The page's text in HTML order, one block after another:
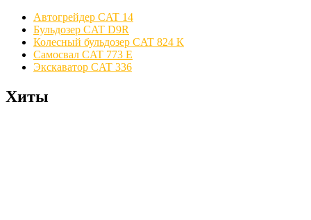
Автогрейдер CAT 14
Бульдозер CAT D9R
Колесный бульдозер CAT 824 К
Самосвал CAT 773 E
Экскаватор CAT 336
Хиты